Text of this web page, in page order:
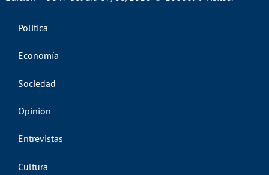
Política
Economía
Sociedad
Opinión
Entrevistas
Cultura